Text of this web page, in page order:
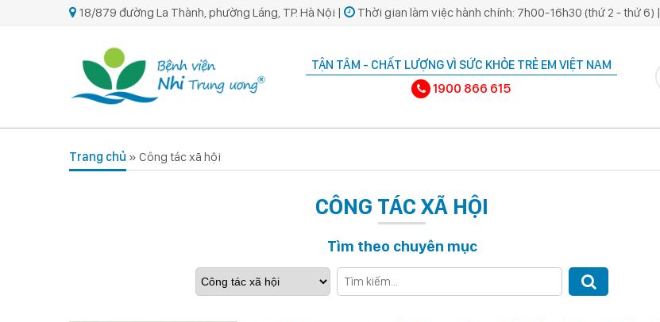
18/879 đường La Thành, phường Láng, TP. Hà Nội | Thời gian làm việc hành chính: 7h00-16h30 (thứ 2 - thứ 6) |
TẬN TÂM - CHẤT LƯỢNG VÌ SỨC KHỎE TRẺ EM VIỆT NAM
1900 866 615
Trang chủ » Công tác xã hội
CÔNG TÁC XÃ HỘI
Tìm theo chuyên mục